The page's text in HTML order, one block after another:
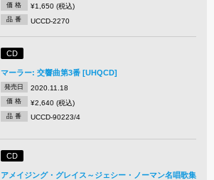
価 格 ¥1,650 (税込)
品 番 UCCD-2270
CD
マーラー: 交響曲第3番 [UHQCD]
発売日 2020.11.18
価 格 ¥2,640 (税込)
品 番 UCCD-90223/4
CD
アメイジング・グレイス～ジェシー・ノーマン名唱歌集